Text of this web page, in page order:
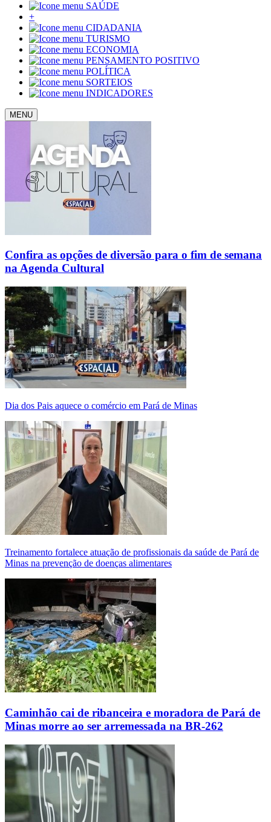
SAÚDE
+
CIDADANIA
TURISMO
ECONOMIA
PENSAMENTO POSITIVO
POLÍTICA
SORTEIOS
INDICADORES
MENU
Confira as opções de diversão para o fim de semana
na Agenda Cultural
Dia dos Pais aquece o comércio em Pará de Minas
Treinamento fortalece atuação de profissionais da saúde de Pará de
Minas na prevenção de doenças alimentares
Caminhão cai de ribanceira e moradora de Pará de
Minas morre ao ser arremessada na BR-262